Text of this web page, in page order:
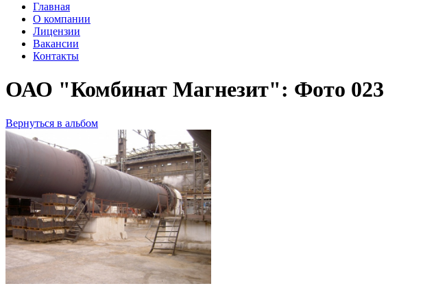
Главная
О компании
Лицензии
Вакансии
Контакты
ОАО "Комбинат Магнезит": Фото 023
Вернуться в альбом